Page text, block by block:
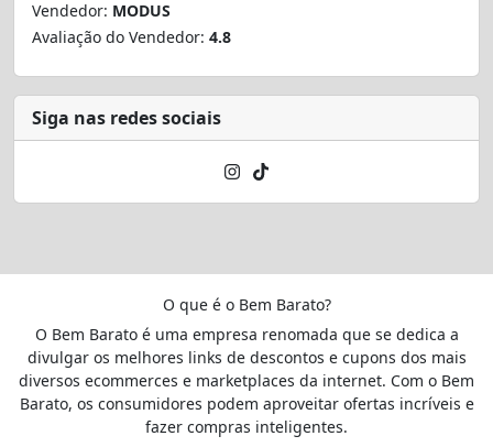
Vendedor: MODUS
Avaliação do Vendedor: 4.8
Siga nas redes sociais
O que é o Bem Barato?
O Bem Barato é uma empresa renomada que se dedica a
divulgar os melhores links de descontos e cupons dos mais
diversos ecommerces e marketplaces da internet. Com o Bem
Barato, os consumidores podem aproveitar ofertas incríveis e
fazer compras inteligentes.